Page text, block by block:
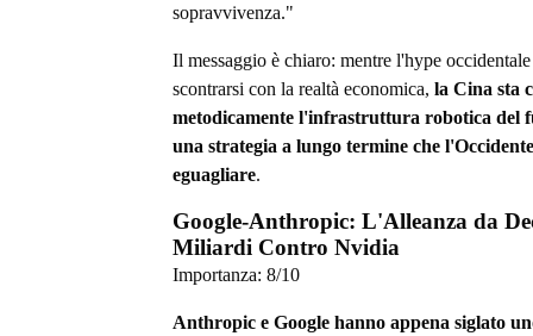
sopravvivenza."
Il messaggio è chiaro: mentre l'hype
scontrarsi con la realtà economica, la Cina sta
metodicamente l'infrastruttura robotica del
una strategia a lungo termine che
eguagliare.
Google-Anthropic: L'Alleanza da
Miliardi Contro Nvidia
Importanza: 8/10
Anthropic e Google hanno appena siglato